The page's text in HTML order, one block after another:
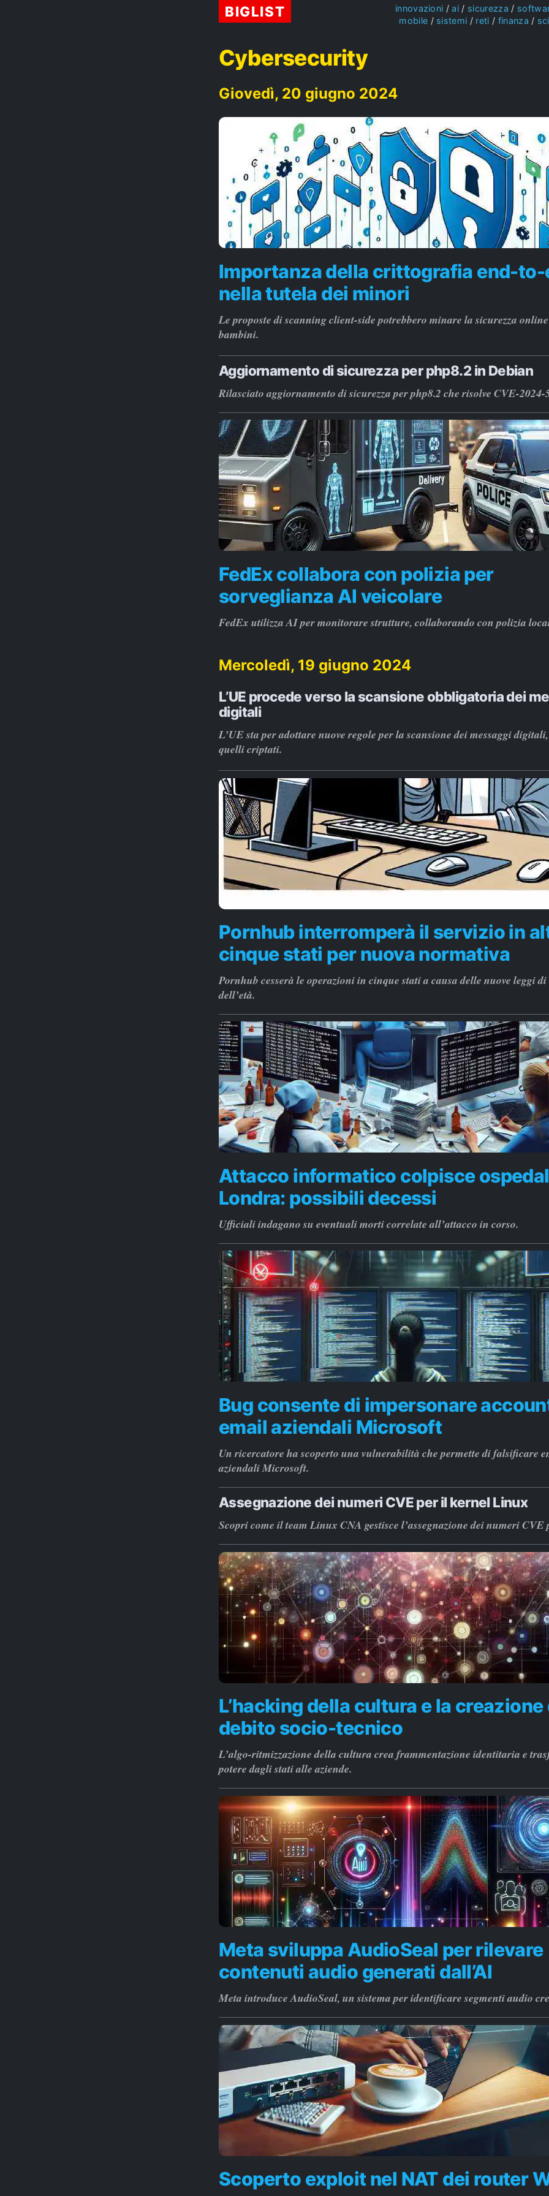
BIGLIST innovazioni ai sicurezza
mobile
sistemi reti finanza
Cybersecurity
Giovedì, 20 giugno 2024
Importanza della crittografia end-to-
nella tutela dei minori
Le proposte di scanning client-side potrebbero minare la sicurezza
bambini.
Aggiornamento di sicurezza per php8.2 in Debian
Rilasciato aggiornamento di sicurezza per php8.2 che risolve CVE-2024-
FedEx collabora con polizia per
sorveglianza AI veicolare
FedEx utilizza AI per monitorare strutture, collaborando con polizia
Mercoledì, 19 giugno 2024
L’UE procede verso la scansione obbligatoria dei
digitali
L’UE sta per adottare nuove regole per la scansione dei messaggi
quelli criptati.
Pornhub interromperà il servizio in
cinque stati per nuova normativa
Pornhub cesserà le operazioni in cinque stati a causa delle nuove leggi
dell’età.
Attacco informatico colpisce
Londra: possibili decessi
Ufficiali indagano su eventuali morti correlate all’attacco in corso.
Bug consente di impersonare
email aziendali Microsoft
Un ricercatore ha scoperto una vulnerabilità che permette di falsificare
aziendali Microsoft.
Assegnazione dei numeri CVE per il kernel Linux
Scopri come il team Linux CNA gestisce l’assegnazione dei numeri
L’hacking della cultura e la creazione
debito socio-tecnico
L’algo-ritmizzazione della cultura crea frammentazione identitaria e
potere dagli stati alle aziende.
Meta sviluppa AudioSeal per rilevare
contenuti audio generati dall’AI
Meta introduce AudioSeal, un sistema per identificare segmenti audio
Scoperto exploit nel NAT dei router